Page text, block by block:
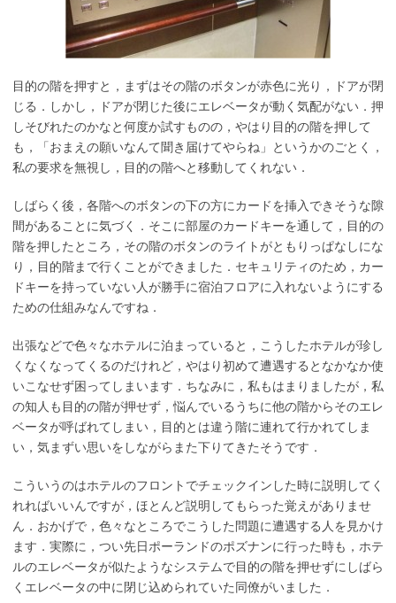
目的の階を押すと，まずはその階のボタンが赤色に光り，ドアが閉
じる．しかし，ドアが閉じた後にエレベータが動く気配がない．押
しそびれたのかなと何度か試すものの，やはり目的の階を押して
も，「おまえの願いなんて聞き届けてやらね」というかのごとく，
私の要求を無視し，目的の階へと移動してくれない．
しばらく後，各階へのボタンの下の方にカードを挿入できそうな隙
間があることに気づく．そこに部屋のカードキーを通して，目的の
階を押したところ，その階のボタンのライトがともりっぱなしにな
り，目的階まで行くことができました．セキュリティのため，カー
ドキーを持っていない人が勝手に宿泊フロアに入れないようにする
ための仕組みなんですね．
出張などで色々なホテルに泊まっていると，こうしたホテルが珍し
くなくなってくるのだけれど，やはり初めて遭遇するとなかなか使
いこなせず困ってしまいます．ちなみに，私もはまりましたが，私
の知人も目的の階が押せず，悩んでいるうちに他の階からそのエレ
ベータが呼ばれてしまい，目的とは違う階に連れて行かれてしま
い，気まずい思いをしながらまた下りてきたそうです．
こういうのはホテルのフロントでチェックインした時に説明してく
れればいいんですが，ほとんど説明してもらった覚えがありませ
ん．おかげで，色々なところでこうした問題に遭遇する人を見かけ
ます．実際に，つい先日ポーランドのポズナンに行った時も，ホテ
ルのエレベータが似たようなシステムで目的の階を押せずにしばら
くエレベータの中に閉じ込められていた同僚がいました．